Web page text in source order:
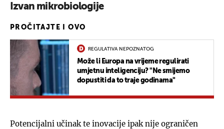
Izvan mikrobiologije
PROČITAJTE I OVO
REGULATIVA NEPOZNATOG
Može li Europa na vrijeme regulirati
umjetnu inteligenciju? "Ne smijemo
dopustiti da to traje godinama"
Potencijalni učinak te inovacije ipak nije ograničen